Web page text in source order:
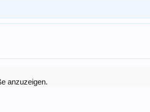
anzuzeigen.